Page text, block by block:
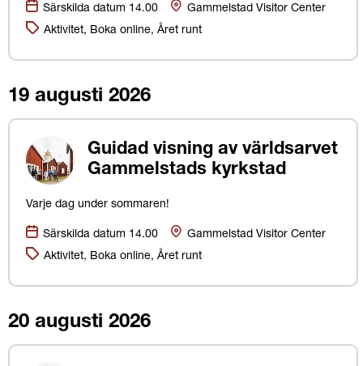
Datum:
Särskilda datum 14.00 Plats
Gammelstad Visitor Center
Kategorier:
Aktivitet, Boka online, Året runt
19 augusti 2026
Guidad visning av världsarvet
Gammelstads kyrkstad
Varje dag under sommaren!
Datum:
Särskilda datum 14.00 Plats
Gammelstad Visitor Center
Kategorier:
Aktivitet, Boka online, Året runt
20 augusti 2026